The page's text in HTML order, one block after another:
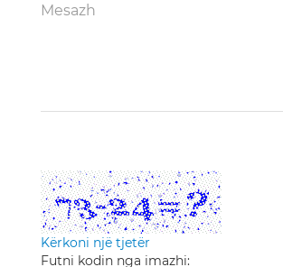
Mesazh
Kërkoni një tjetër
Futni kodin nga imazhi: